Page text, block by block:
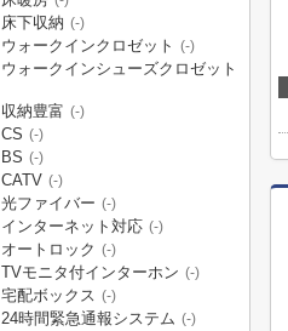
床下収納 (-)
ウォークインクロゼット (-)
ウォークインシューズクロゼット
収納豊富 (-)
CS (-)
BS (-)
CATV (-)
光ファイバー (-)
インターネット対応 (-)
オートロック (-)
TVモニタ付インターホン (-)
宅配ボックス (-)
24時間緊急通報システム (-)